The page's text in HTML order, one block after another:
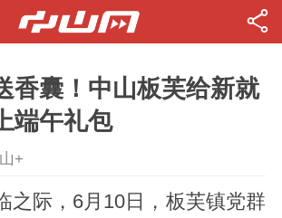
香囊！中山板芙给新就
端午礼包
+
之际，6月10日，板芙镇党群